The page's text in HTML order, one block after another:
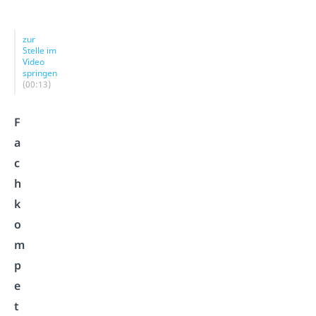
zur
Stelle im
Video
springen
(00:13)
F
a
c
h
k
o
m
p
e
t